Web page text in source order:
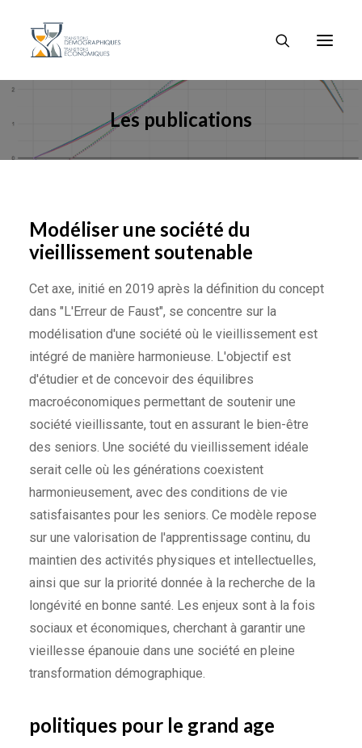
Les publications
Modéliser une société du
vieillissement soutenable
Cet axe, initié en 2019 après la définition du concept
dans "L'Erreur de Faust", se concentre sur la
modélisation d'une société où le vieillissement est
intégré de manière harmonieuse. L'objectif est
d'étudier et de concevoir des équilibres
macroéconomiques permettant de soutenir une
société vieillissante, tout en assurant le bien-être
des seniors. Une société du vieillissement idéale
serait celle où les générations coexistent
harmonieusement, avec des conditions de vie
satisfaisantes pour les seniors. Ce modèle repose
sur une valorisation de l'apprentissage continu, du
maintien des activités physiques et intellectuelles,
ainsi que sur la priorité donnée à la recherche de la
longévité en bonne santé. Les enjeux sont à la fois
sociaux et économiques, cherchant à garantir une
vieillesse épanouie dans une société en pleine
transformation démographique.
politiques pour le grand age